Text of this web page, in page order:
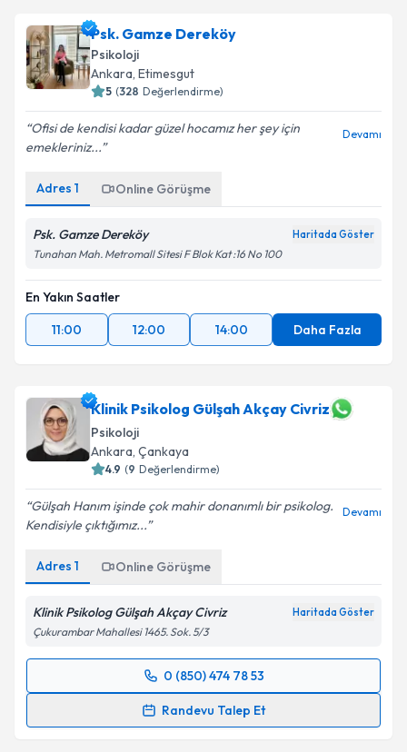
Psk. Gamze Dereköy
Psikoloji
Ankara, Etimesgut
5 (328 Değerlendirme)
Ofisi de kendisi kadar güzel hocamız her şey için
emekleriniz...
Devamı
Adres 1 Online Görüşme
Psk. Gamze Dereköy Haritada Göster
Tunahan Mah. Metromall Sitesi F Blok Kat :16 No 100
En Yakın Saatler
11:00
12:00 14:00 Daha Fazla
Klinik Psikolog Gülşah Akçay Civriz
Psikoloji
Ankara, Çankaya
4.9 (9 Değerlendirme)
Gülşah Hanım işinde çok mahir donanımlı bir psikolog.
Kendisiyle çıktığımız...
Devamı
Adres 1 Online Görüşme
Klinik Psikolog Gülşah Akçay Civriz Haritada Göster
Çukurambar Mahallesi 1465. Sok. 5/3
0 (850) 474 78 53
Randevu Talep Et
Randevu Takvimi Talebi